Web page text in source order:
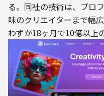
る。同社の技術は、プロ
味のクリエイターまで幅
わずか18ヶ月で10億以上